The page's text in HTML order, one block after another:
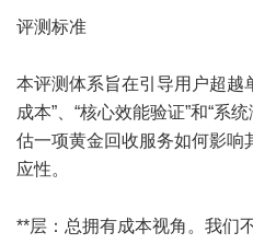
评测标准
本评测体系旨在引导用户超越
成本”、“核心效能验证”和“系
估一项黄金回收服务如何影响
应性。
**层：总拥有成本视角。我们